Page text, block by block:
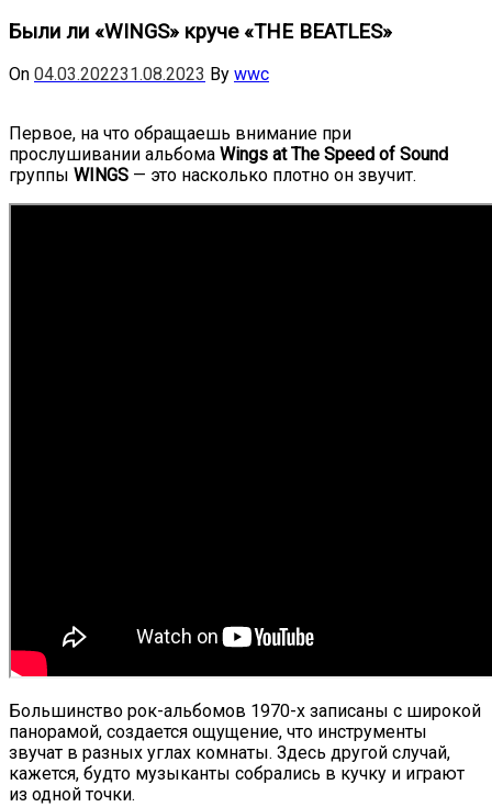
Были ли «WINGS» круче «THE BEATLES»
On 04.03.202231.08.2023 By wwc
Первое, на что обращаешь внимание при
прослушивании альбома Wings at The Speed ​​of Sound
группы WINGS — это насколько плотно он звучит.
Большинство рок-альбомов 1970-х записаны с широкой
панорамой, создается ощущение, что инструменты
звучат в разных углах комнаты. Здесь другой случай,
кажется, будто музыканты собрались в кучку и играют
из одной точки.